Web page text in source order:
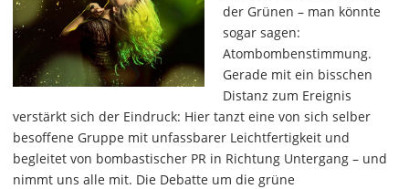
der Grünen – man könnte
sogar sagen:
Atombombenstimmung.
Gerade mit ein bisschen
Distanz zum Ereignis
verstärkt sich der Eindruck: Hier tanzt eine von sich selber
besoffene Gruppe mit unfassbarer Leichtfertigkeit und
begleitet von bombastischer PR in Richtung Untergang – und
nimmt uns alle mit. Die Debatte um die grüne